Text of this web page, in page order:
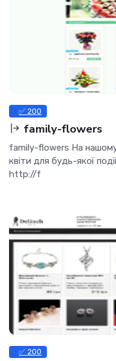
✅ 200
family-flowers
family-flowers На
квіти для будь-якої
http://f
✅ 200